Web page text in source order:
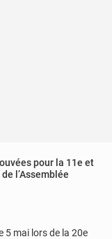
pour la 11e et
l’Assemblée
5 mai lors de la 20e